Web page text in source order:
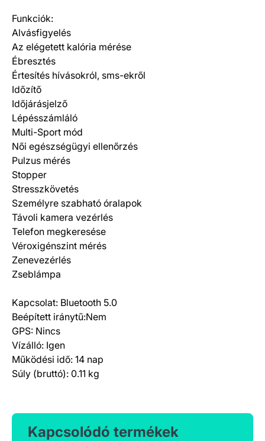
Funkciók:
Alvásfigyelés
Az elégetett kalória mérése
Ébresztés
Értesítés hívásokról, sms-ekről
Időzítő
Időjárásjelző
Lépésszámláló
Multi-Sport mód
Női egészségügyi ellenőrzés
Pulzus mérés
Stopper
Stresszkövetés
Személyre szabható óralapok
Távoli kamera vezérlés
Telefon megkeresése
Véroxigénszint mérés
Zenevezérlés
Zseblámpa
Kapcsolat: Bluetooth 5.0
Beépített iránytű:Nem
GPS: Nincs
Vízálló: Igen
Működési idő: 14 nap
Súly (bruttó): 0.11 kg
Kapcsolódó termékek